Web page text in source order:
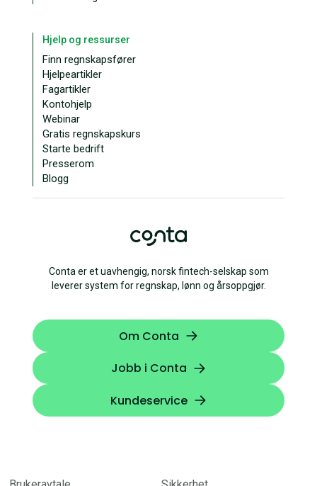
Conta er et uavhengig, norsk fintech-selskap som
leverer system for regnskap, lønn og årsoppgjør.
Om Conta
Jobb i Conta
Kundeservice
Hjelp og ressurser
Finn regnskapsfører
Hjelpeartikler
Fagartikler
Kontohjelp
Webinar
Gratis regnskapskurs
Starte bedrift
Presserom
Blogg